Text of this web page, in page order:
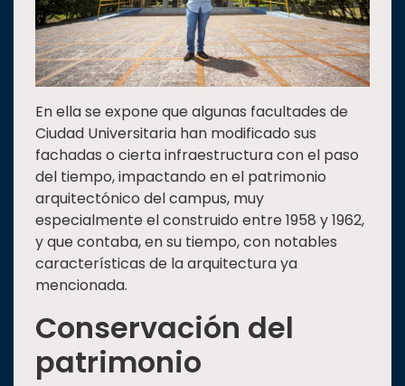
En ella se expone que algunas facultades de
Ciudad Universitaria han modificado sus
fachadas o cierta infraestructura con el paso
del tiempo, impactando en el patrimonio
arquitectónico del campus, muy
especialmente el construido entre 1958 y 1962,
y que contaba, en su tiempo, con notables
características de la arquitectura ya
mencionada.
Conservación del
patrimonio